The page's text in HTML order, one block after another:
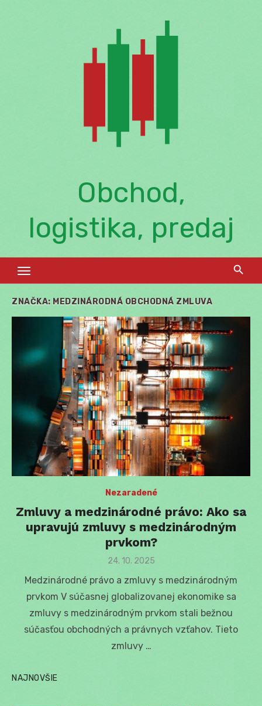
Obchod,
logistika, predaj
ZNAČKA: MEDZINÁRODNÁ OBCHODNÁ ZMLUVA
Nezaradené
Zmluvy a medzinárodné právo: Ako sa
upravujú zmluvy s medzinárodným
prvkom?
Posted
24. 10. 2025
Medzinárodné právo a zmluvy s medzinárodným
prvkom V súčasnej globalizovanej ekonomike sa
zmluvy s medzinárodným prvkom stali bežnou
súčasťou obchodných a právnych vzťahov. Tieto
zmluvy …
NAJNOVŠIE